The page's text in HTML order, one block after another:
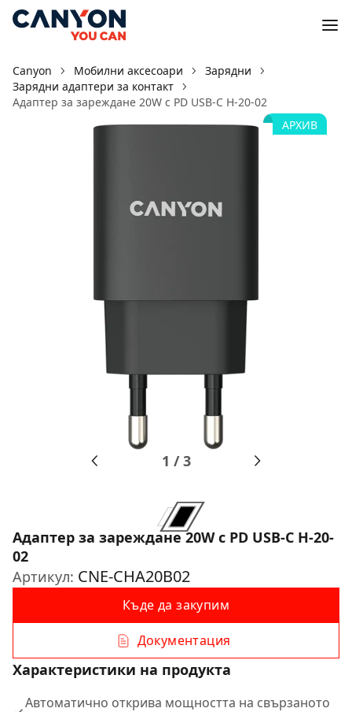
Canyon Мобилни аксесоари
Зарядни
Зарядни адаптери за контакт
Адаптер за зареждане 20W с PD USB-C H-20-02
АРХИВ
1 /3
Адаптер за зареждане 20W с PD USB-C H-20-
02
Артикул: CNE-CHA20B02
Къде да закупим
Документация
Характеристики на продукта
Автоматично открива мощността на свързаното